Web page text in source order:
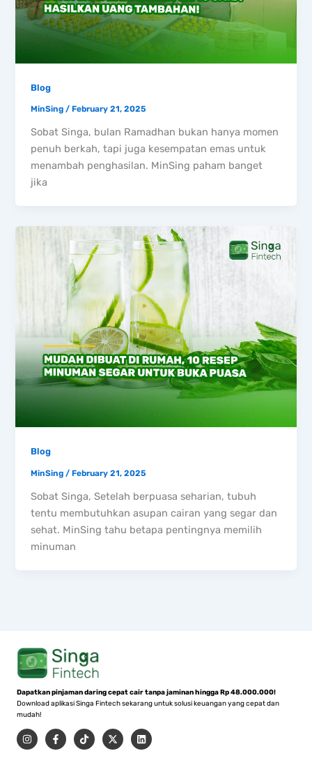
Blog
MinSing/February 21, 2025
Sobat Singa, bulan Ramadhan bukan hanya momen
penuh berkah, tapi juga kesempatan emas untuk
menambah penghasilan. MinSing paham banget
jika
Blog
MinSing /February 21, 2025
Sobat Singa, Setelah berpuasa seharian, tubuh
tentu membutuhkan asupan cairan yang segar dan
sehat. MinSing tahu betapa pentingnya memilih
minuman
Dapatkan pinjaman daring cepat cair tanpa jaminan hingga Rp 48.000.000!
Download aplikasi Singa Fintech sekarang untuk solusi keuangan yang cepat dan
mudah!
I
n
s
F
a
c
T
i
k
X
-
t
L
i
n